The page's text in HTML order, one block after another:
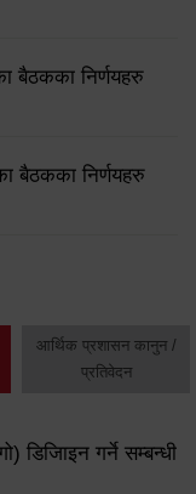
बैठकका निर्णयहरु
बैठकका निर्णयहरु
आर्थिक प्रशासन कानुन /
प्रतिवेदन
डिजिाइन गर्ने सम्बन्धी